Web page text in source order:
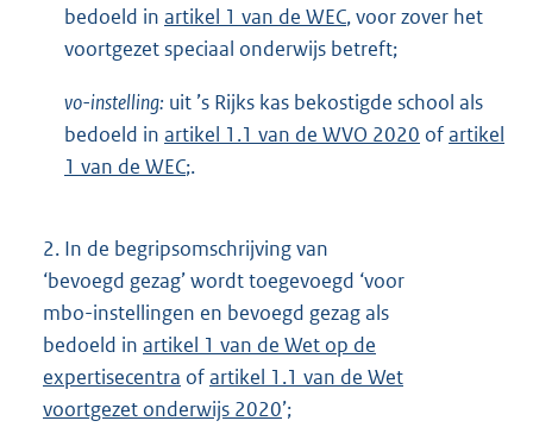
bedoeld in artikel 1 van de WEC, voor zover het
voortgezet speciaal onderwijs betreft;
vo-instelling: uit ’s Rijks kas bekostigde school als
bedoeld in artikel 1.1 van de WVO 2020 ofartikel
1 van de WEC;.
2. In de begripsomschrijving van
‘bevoegd gezag’ wordt toegevoegd ‘voor
mbo-instellingen en bevoegd gezag als
bedoeld in artikel 1 van de Wet op de
expertisecentra ofartikel 1.1 van de Wet
voortgezet onderwijs 2020’;